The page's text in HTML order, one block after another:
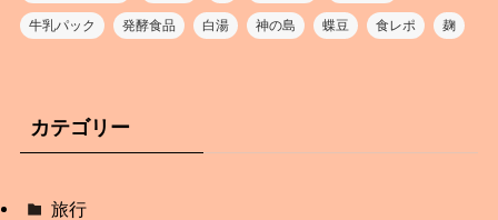
牛乳パック 発酵食品 白湯 神の島 蝶豆 食レポ 麹
カテゴリー
旅行